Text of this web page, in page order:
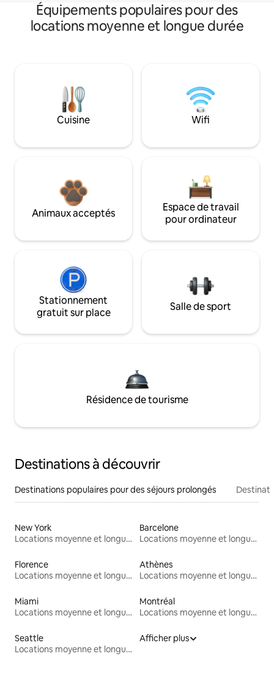
Équipements populaires pour des
locations moyenne et longue durée
Cuisine Wifi
Animaux acceptés
Espace de travail
pour ordinateur
Stationnement
gratuit sur place
Salle de sport
Résidence de tourisme
Destinations à découvrir
Destinations populaires pour des séjours prolongés
New York
Locations moyenne et longue durée
Barcelone
Locations moyenne et longue durée
Florence
Locations moyenne et longue durée
Athènes
Locations moyenne et longue durée
Miami
Locations moyenne et longue durée
Montréal
Locations moyenne et longue durée
Seattle
Locations moyenne et longue durée
Afficher plus